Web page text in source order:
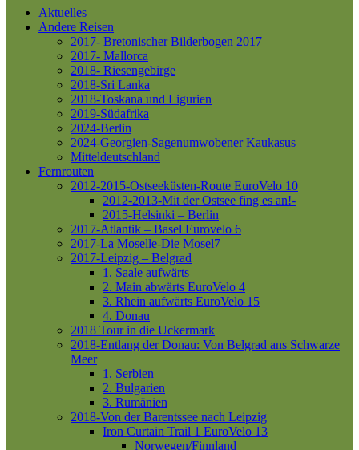
Aktuelles
Andere Reisen
2017- Bretonischer Bilderbogen 2017
2017- Mallorca
2018- Riesengebirge
2018-Sri Lanka
2018-Toskana und Ligurien
2019-Südafrika
2024-Berlin
2024-Georgien-Sagenumwobener Kaukasus
Mitteldeutschland
Fernrouten
2012-2015-Ostseeküsten-Route EuroVelo 10
2012-2013-Mit der Ostsee fing es an!-
2015-Helsinki – Berlin
2017-Atlantik – Basel Eurovelo 6
2017-La Moselle-Die Mosel7
2017-Leipzig – Belgrad
1. Saale aufwärts
2. Main abwärts EuroVelo 4
3. Rhein aufwärts EuroVelo 15
4. Donau
2018 Tour in die Uckermark
2018-Entlang der Donau: Von Belgrad ans Schwarze
Meer
1. Serbien
2. Bulgarien
3. Rumänien
2018-Von der Barentssee nach Leipzig
Iron Curtain Trail 1 EuroVelo 13
Norwegen/Finnland